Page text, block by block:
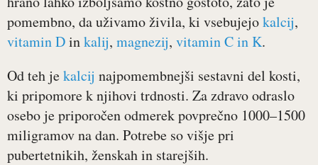
pomembno, da uživamo živila, ki vsebujejokalcij,
vitamin Dinkalij, magnezij, vitamin C in K.
Od teh jekalcij najpomembnejši sestavni del kosti,
ki pripomore k njihovi trdnosti. Za zdravo odraslo
osebo je priporočen odmerek povprečno 1000–1500
miligramov na dan. Potrebe so višje pri
pubertetnikih, ženskah in starejših.